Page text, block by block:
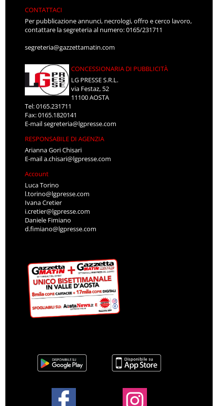
CONTATTACI
Per pubblicazione annunci, necrologi, offro e cerco lavoro,
contattare la segreteria al numero: 0165/231711
segreteria@gazzettamatin.com
CONCESSIONARIA DI PUBBLICITÀ
LG PRESSE S.R.L.
via Festaz, 52
11100 AOSTA
Tel: 0165.231711
Fax: 0165.1820141
E-mailsegreteria@lgpresse.com
RESPONSABILE DI AGENZIA
Arianna Gori Chisari
E-maila.chisari@lgpresse.com
Account
Luca Torino
l.torino@lgpresse.com
Ivana Cretier
i.cretier@lgpresse.com
Daniele Fimiano
d.fimiano@lgpresse.com